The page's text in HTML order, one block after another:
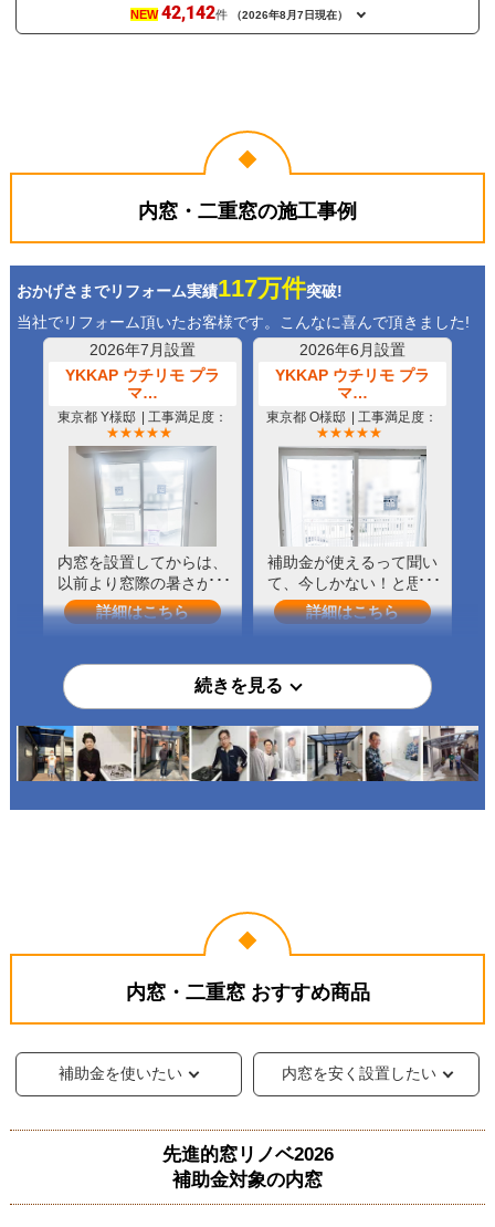
NEW 42,142件 （2026年8月7日現在）
内窓・二重窓の施工事例
おかげさまでリフォーム実績117万件突破!
当社でリフォーム頂いたお客様です。こんなに喜んで頂きました!
2026年7月設置
YKKAP ウチリモ プラ
マ…
東京都 Y様邸 | 工事満足度：
★★★★★
内窓を設置してからは、
以前より窓際の暑さが気
になりにくくなり、室内
で快適に過ごせる時間が
詳細はこちら
2026年6月設置
YKKAP ウチリモ プラ
マ…
東京都 O様邸 | 工事満足度：
★★★★★
補助金が使えるって聞い
て、今しかない！と思っ
て内窓を購入。今年はま
だそこまで暑くないから
感じだけど、お得に設置
できたし、今年の夏がち
ょっと楽しみ！
詳細はこちら
2026年6月設置
YKKAP ウチリモ プラ
マ…
茨城県 K様邸 | 工事満足度：
★★★★
から、対象条件をよく調
べて商品を選んだ。5万
たいだからね。
詳細はこちら
YKKAP ウチリモ プラ
マ…
東京都 T様邸 | 工事満足度：
★★★★★
で、補助金対象の内窓工
事を知りお願いしまし
られたのが良かったで
詳細はこちら
YKKAP ウチリモ プラ
★★★★★
YKK YKKAP ウチリモ…
兵庫県 K様邸 | 工事満足度：
内窓・二重窓 おすすめ商品
補助金を使いたい 内窓を安く設置したい
先進的窓リノベ2026
補助金対象の内窓